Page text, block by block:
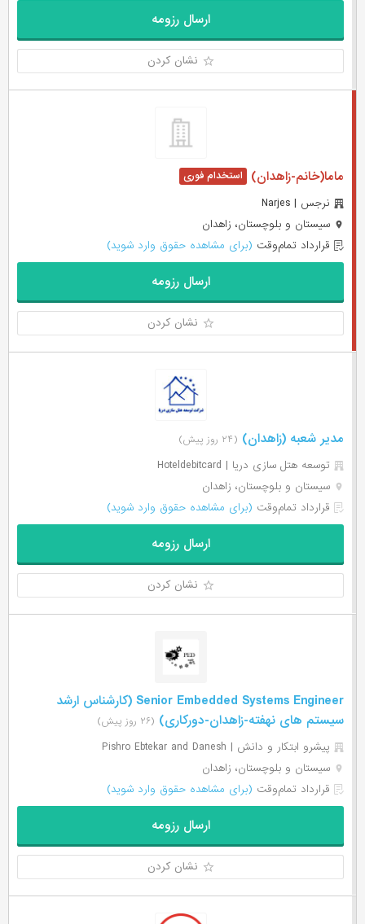
ارسال رزومه
نشان کردن
ماما(خانم-زاهدان)
نرجس | Narjes
سیستان و بلوچستان، زاهدان
قرارداد تمام‌وقت (برای مشاهده حقوق وارد شوید)
ارسال رزومه
نشان کردن
مدیر شعبه (زاهدان) (۲۴ روز پیش)
توسعه هتل سازی دریا | Hoteldebitcard
سیستان و بلوچستان، زاهدان
قرارداد تمام‌وقت (برای مشاهده حقوق وارد شوید)
ارسال رزومه
نشان کردن
Senior Embedded Systems Engineer (کارشناس ارشد
سیستم های نهفته-زاهدان-دورکاری) (۲۶ روز پیش)
پیشرو ابتکار و دانش | Pishro Ebtekar and Danesh
سیستان و بلوچستان، زاهدان
قرارداد تمام‌وقت (برای مشاهده حقوق وارد شوید)
ارسال رزومه
نشان کردن